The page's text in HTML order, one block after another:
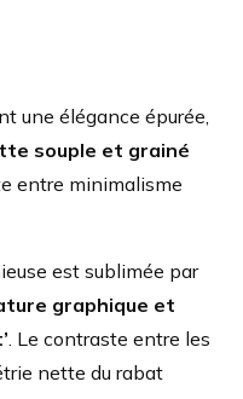
une élégance épurée,
souple et grainé
entre minimalisme
est sublimée par
graphique et
. Le contraste entre les
nette du rabat